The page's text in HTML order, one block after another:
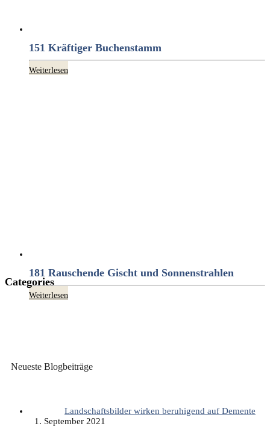
151 Kräftiger Buchenstamm
Weiterlesen
181 Rauschende Gischt und Sonnenstrahlen
Weiterlesen
Categories
Neueste Blogbeiträge
Landschaftsbilder wirken beruhigend auf Demente
1. September 2021